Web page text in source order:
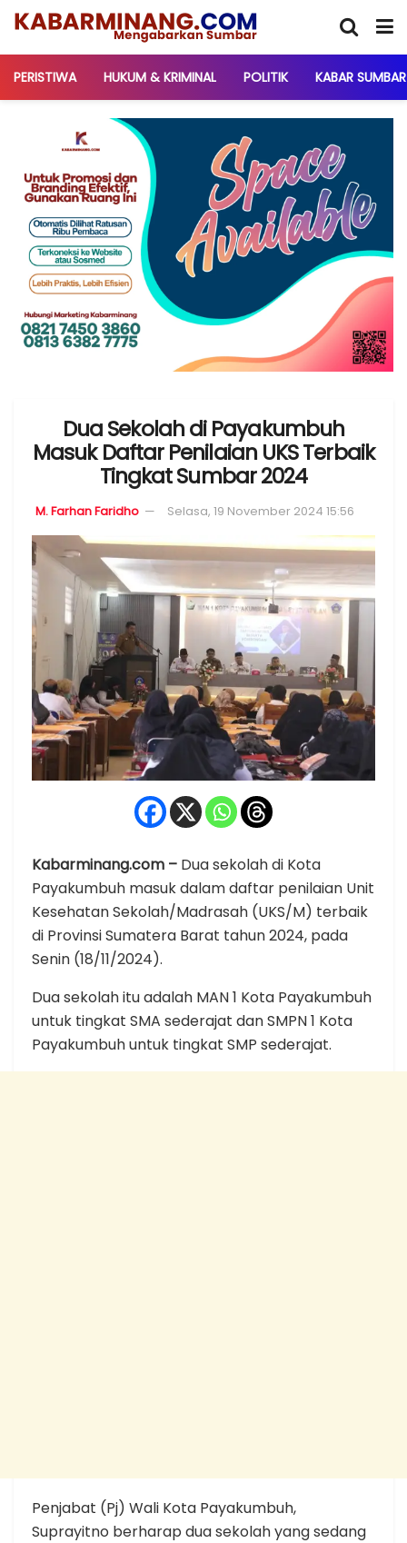
PERISTIWA HUKUM & KRIMINAL POLITIK KABAR SUMBAR
Dua Sekolah di Payakumbuh
Masuk Daftar Penilaian UKS Terbaik
Tingkat Sumbar 2024
M. Farhan Faridho Selasa, 19 November 2024 15:56
Kabarminang.com – Dua sekolah di Kota
Payakumbuh masuk dalam daftar penilaian Unit
Kesehatan Sekolah/Madrasah (UKS/M) terbaik
di Provinsi Sumatera Barat tahun 2024, pada
Senin (18/11/2024).
Dua sekolah itu adalah MAN 1 Kota Payakumbuh
untuk tingkat SMA sederajat dan SMPN 1 Kota
Payakumbuh untuk tingkat SMP sederajat.
Penjabat (Pj) Wali Kota Payakumbuh,
Suprayitno berharap dua sekolah yang sedang